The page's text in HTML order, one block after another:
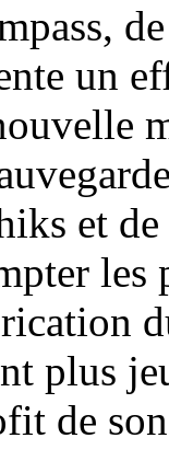
un
et
les
plus
de